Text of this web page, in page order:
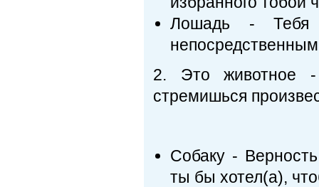
Лошадь - Тебя
2. Это животное -
стремишься
Собаку -
ты бы хотел(а),